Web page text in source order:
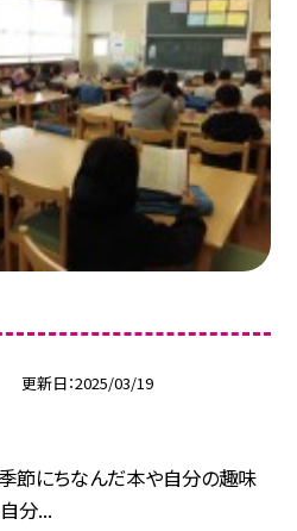
更新日 2025/03/19
節にちなんだ本や自分の趣味
分...